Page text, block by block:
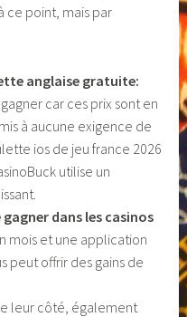
ce point, mais par
anglaise gratuite:
car ces prix sont en
à aucune exigence de
ios de jeu france 2026
utilise un
dans les casinos
mois et une application
peut offrir des gains de
leur côté, également